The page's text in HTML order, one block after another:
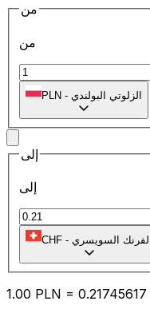
من
من
PLN - الزلوتي البولندي
إلى
إلى
CHF - الفرنك السويسري
1.00 PLN = 0.21745617